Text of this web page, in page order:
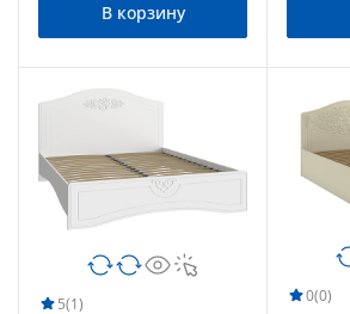
В корзину
5(1) 0(0)